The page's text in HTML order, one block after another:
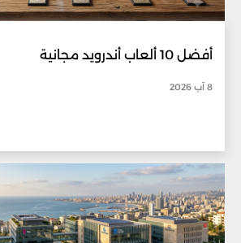
أفضل 10 ألعاب أندرويد مجانية
8 آب 2026